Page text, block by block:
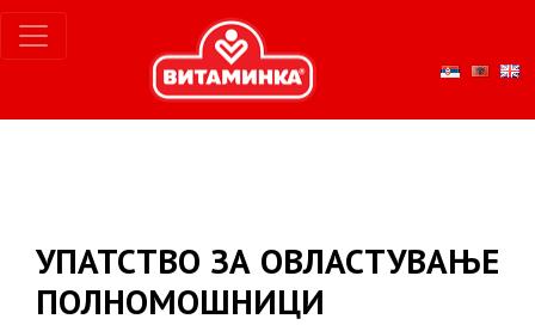
УПАТСТВО ЗА ОВЛАСТУВАЊЕ
ПОЛНОМОШНИЦИ